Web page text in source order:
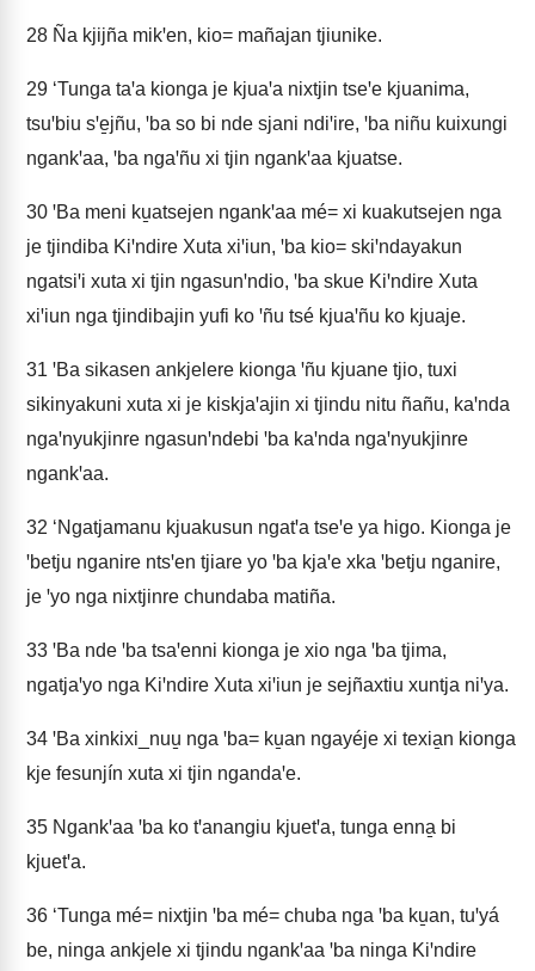
28 Ña kjijña mikꞌen, kio= mañajan tjiunike.
29 ‘Tunga taꞌa kionga je kjuaꞌa nixtjin tseꞌe kjuanima,
tsuꞌbiu sꞌe̱jñu, ꞌba so bi nde sjani ndiꞌire, ꞌba niñu kuixungi
ngankꞌaa, ꞌba ngaꞌñu xi tjin ngankꞌaa kjuatse.
30 ꞌBa meni ku̱atsejen ngankꞌaa mé= xi kuakutsejen nga
je tjindiba Kiꞌndire Xuta xiꞌiun, ꞌba kio= skiꞌndayakun
ngatsiꞌi xuta xi tjin ngasunꞌndio, ꞌba skue Kiꞌndire Xuta
xiꞌiun nga tjindibajin yufi ko ꞌñu tsé kjuaꞌñu ko kjuaje.
31 ꞌBa sikasen ankjelere kionga ꞌñu kjuane tjio, tuxi
sikinyakuni xuta xi je kiskjaꞌajin xi tjindu nitu ñañu, kaꞌnda
ngaꞌnyukjinre ngasunꞌndebi ꞌba kaꞌnda ngaꞌnyukjinre
ngankꞌaa.
32 ‘Ngatjamanu kjuakusun ngatꞌa tseꞌe ya higo. Kionga je
ꞌbetju nganire ntsꞌen tjiare yo ꞌba kjaꞌe xka ꞌbetju nganire,
je ꞌyo nga nixtjinre chundaba matiña.
33 ꞌBa nde ꞌba tsaꞌenni kionga je xio nga ꞌba tjima,
ngatjaꞌyo nga Kiꞌndire Xuta xiꞌiun je sejñaxtiu xuntja niꞌya.
34 ꞌBa xinkixi_nuu̱ nga ꞌba= ku̱an ngayéje xi texia̱n kionga
kje fesunjín xuta xi tjin ngandaꞌe.
35 Ngankꞌaa ꞌba ko tꞌanangiu kjuetꞌa, tunga enna̱ bi
kjuetꞌa.
36 ‘Tunga mé= nixtjin ꞌba mé= chuba nga ꞌba ku̱an, tuꞌyá
be, ninga ankjele xi tjindu ngankꞌaa ꞌba ninga Kiꞌndire